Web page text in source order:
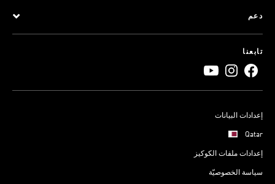
دعم
تابعنا
إعدادات البيانات
Qatar
إعدادات ملفات الكوكيز
سياسة الخصوصيّة